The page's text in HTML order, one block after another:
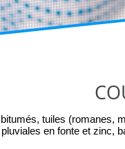
tuiles (romanes,
en fonte et zinc,